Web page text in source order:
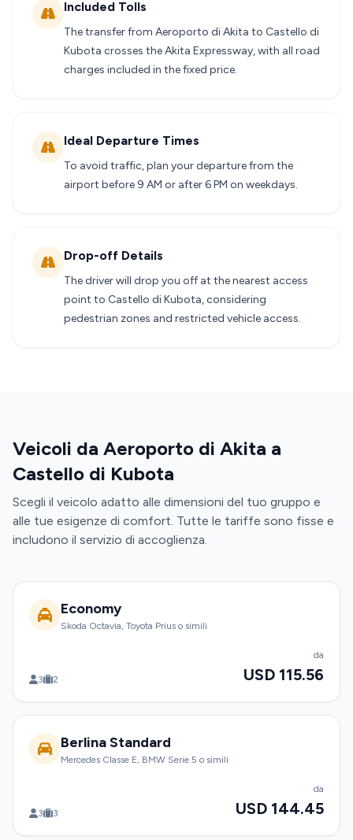
Included Tolls
The transfer from Aeroporto di Akita to Castello di
Kubota crosses the Akita Expressway, with all road
charges included in the fixed price.
Ideal Departure Times
To avoid traffic, plan your departure from the
airport before 9 AM or after 6 PM on weekdays.
Drop-off Details
The driver will drop you off at the nearest access
point to Castello di Kubota, considering
pedestrian zones and restricted vehicle access.
Veicoli da Aeroporto di Akita a
Castello di Kubota
Scegli il veicolo adatto alle dimensioni del tuo gruppo e
alle tue esigenze di comfort. Tutte le tariffe sono fisse e
includono il servizio di accoglienza.
Economy
Skoda Octavia, Toyota Prius o simili
3 2
da
USD 115.56
Berlina Standard
Mercedes Classe E, BMW Serie 5 o simili
3 3
da
USD 144.45